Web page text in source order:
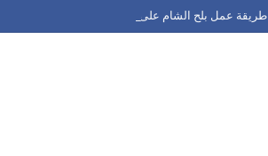
طريقة عمل بلح الشام على الطريقة السورية